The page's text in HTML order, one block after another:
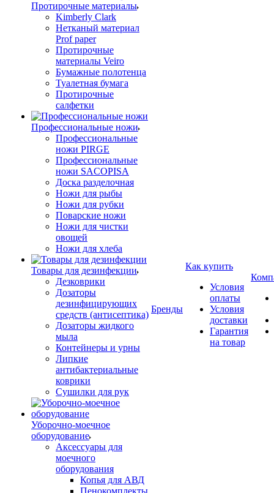
Протирочные материалы
Kimberly Clark
Нетканый материал
Prof paper
Протирочные
материалы Veiro
Бумажные полотенца
Туалетная бумага
Протирочные
салфетки
Профессиональные ножи
Профессиональные
ножи PIRGE
Профессиональные
ножи SACOPISA
Доска разделочная
Ножи для рыбы
Ножи для рубки
Поварские ножи
Ножи для чистки
овощей
Ножи для хлеба
Товары для дезинфекции
Дезковрики
Дозаторы
дезинфицирующих
средств (антисептика)
Дозаторы жидкого
мыла
Контейнеры и урны
Липкие
антибактериальные
коврики
Сушилки для рук
Уборочно-моечное
оборудование
Аксессуары для
моечного
оборудования
Копья для АВД
Пенокомплекты
Бренды
Как купить
Условия
оплаты
Условия
доставки
Гарантия
на товар